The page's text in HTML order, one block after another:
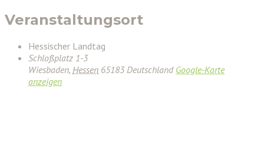
Veranstaltungsort
Hessischer Landtag
Schloßplatz 1-3
Wiesbaden, Hessen 65183 Deutschland Google-Karte
anzeigen